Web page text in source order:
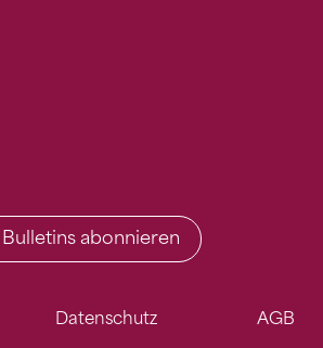
abonnieren
Datenschutz AGB